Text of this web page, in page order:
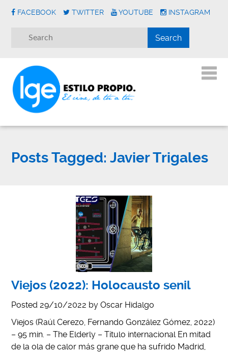
FACEBOOK TWITTER YOUTUBE INSTAGRAM
Posts Tagged: Javier Trigales
Viejos (2022): Holocausto senil
Posted 29/10/2022 byOscar Hidalgo
Viejos (Raúl Cerezo, Fernando González Gómez, 2022)
– 95 min. – The Elderly – Título internacional En mitad
de la ola de calor más grane que ha sufrido Madrid,